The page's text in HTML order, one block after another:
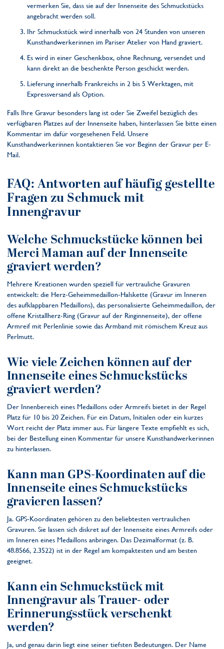
vermerken Sie, dass sie auf der Innenseite des Schmuckstücks
angebracht werden soll.
Ihr Schmuckstück wird innerhalb von 24 Stunden von unseren
Kunsthandwerkerinnen im Pariser Atelier von Hand graviert.
Es wird in einer Geschenkbox, ohne Rechnung, versendet und
kann direkt an die beschenkte Person geschickt werden.
Lieferung innerhalb Frankreichs in 2 bis 5 Werktagen, mit
Expressversand als Option.
Falls Ihre Gravur besonders lang ist oder Sie Zweifel bezüglich des
verfügbaren Platzes auf der Innenseite haben, hinterlassen Sie bitte einen
Kommentar im dafür vorgesehenen Feld. Unsere
Kunsthandwerkerinnen kontaktieren Sie vor Beginn der Gravur per E-
Mail.
FAQ: Antworten auf häufig gestellte
Fragen zu Schmuck mit
Innengravur
Welche Schmuckstücke können bei
Merci Maman auf der Innenseite
graviert werden?
Mehrere Kreationen wurden speziell für vertrauliche Gravuren
entwickelt: die Herz-Geheimmedaillon-Halskette (Gravur im Inneren
des aufklappbaren Medaillons), das personalisierte Geheimmedaillon, der
offene Kristallherz-Ring (Gravur auf der Ringinnenseite), der offene
Armreif mit Perlenlinie sowie das Armband mit römischem Kreuz aus
Perlmutt.
Wie viele Zeichen können auf der
Innenseite eines Schmuckstücks
graviert werden?
Der Innenbereich eines Medaillons oder Armreifs bietet in der Regel
Platz für 10 bis 20 Zeichen. Für ein Datum, Initialen oder ein kurzes
Wort reicht der Platz immer aus. Für längere Texte empfiehlt es sich,
bei der Bestellung einen Kommentar für unsere Kunsthandwerkerinnen
zu hinterlassen.
Kann man GPS-Koordinaten auf die
Innenseite eines Schmuckstücks
gravieren lassen?
Ja. GPS-Koordinaten gehören zu den beliebtesten vertraulichen
Gravuren. Sie lassen sich diskret auf der Innenseite eines Armreifs oder
im Inneren eines Medaillons anbringen. Das Dezimalformat (z. B.
48.8566, 2.3522) ist in der Regel am kompaktesten und am besten
geeignet.
Kann ein Schmuckstück mit
Innengravur als Trauer- oder
Erinnerungsstück verschenkt
werden?
Ja, und genau darin liegt eine seiner tiefsten Bedeutungen. Der Name